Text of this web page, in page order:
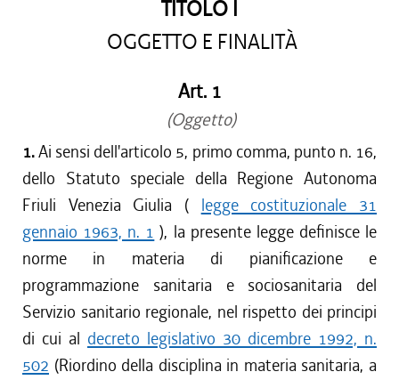
TITOLO I
OGGETTO E FINALITÀ
Art. 1
(Oggetto)
1.Ai sensi dell'articolo 5, primo comma, punto n. 16,
dello Statuto speciale della Regione Autonoma
Friuli Venezia Giulia ( legge costituzionale 31
gennaio 1963, n. 1 ), la presente legge definisce le
norme in materia di pianificazione e
programmazione sanitaria e sociosanitaria del
Servizio sanitario regionale, nel rispetto dei principi
di cui al decreto legislativo 30 dicembre 1992, n.
502 (Riordino della disciplina in materia sanitaria, a